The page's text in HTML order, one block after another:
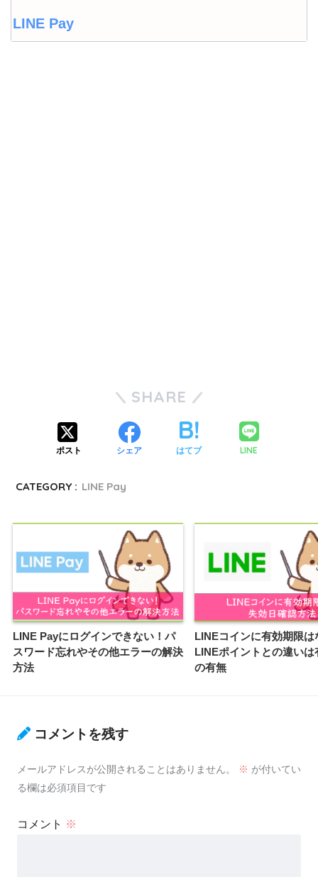
LINE Pay
SHARE
ポスト シェア はてブ LINE
CATEGORY : LINE Pay
LINE Payにログインできない！パ
スワード忘れやその他エラーの解決
方法
LINEコインに有効期限は
LINEポイントとの違いは
の有無
コメントを残す
メールアドレスが公開されることはありません。 ※ が付いてい
る欄は必須項目です
コメント ※